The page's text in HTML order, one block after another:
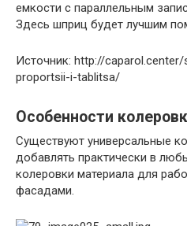
емкости с параллельным
Здесь шприц будет лучшим
Источник: http://
proportsii-i-tablitsa/
Особенности
Существуют универсальные
добавлять практически в
колеровки материала для
фасадами.